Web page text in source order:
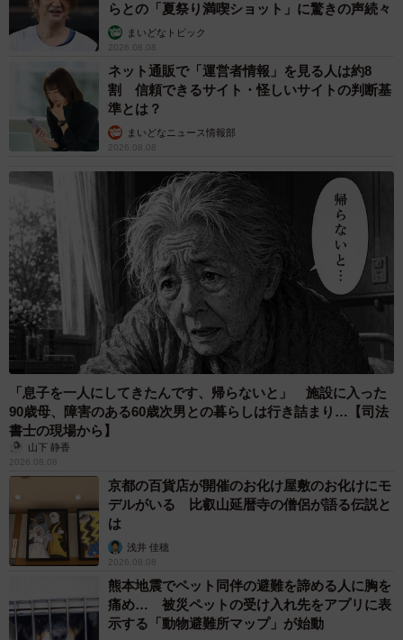
らとの「夏祭り満喫ショット」に驚きの声続々
まいどなトピック
2026.08.08
ネット通販で「運営者情報」を見る人は約8
割 信頼できるサイト・怪しいサイトの判断基
準とは？
まいどなニュース情報部
2026.08.08
「息子を一人にしてきたんです、帰らないと」 施設に入った
90歳母、障害のある60歳次男との暮らしは行き詰まり…【司法
書士の現場から】
山下 静香
2026.08.08
京都の百貨店が開催のお化け屋敷のお化けにモ
デルがいる 比叡山延暦寺の僧侶が語る伝説と
は
浅井 佳穂
2026.08.08
熊本地震でペット同伴の避難を諦める人に胸を
痛め… 被災ペットの受け入れ先をアプリに表
示する「動物避難所マップ」が始動